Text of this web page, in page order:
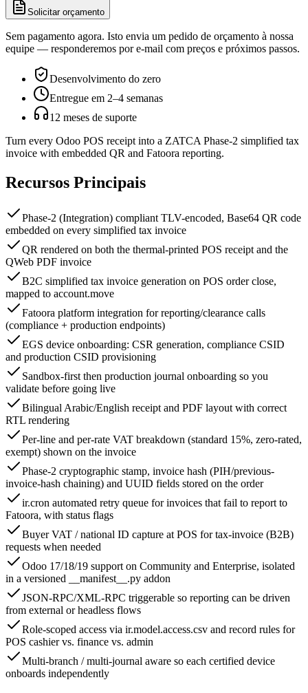
Solicitar orçamento
Sem pagamento agora. Isto envia um pedido de orçamento à nossa
equipe — responderemos por e-mail com preços e próximos passos.
Desenvolvimento do zero
Entregue em 2–4 semanas
12 meses de suporte
Turn every Odoo POS receipt into a ZATCA Phase-2 simplified tax
invoice with embedded QR and Fatoora reporting.
Recursos Principais
Phase-2 (Integration) compliant TLV-encoded, Base64 QR code
embedded on every simplified tax invoice
QR rendered on both the thermal-printed POS receipt and the
QWeb PDF invoice
B2C simplified tax invoice generation on POS order close,
mapped to account.move
Fatoora platform integration for reporting/clearance calls
(compliance + production endpoints)
EGS device onboarding: CSR generation, compliance CSID
and production CSID provisioning
Sandbox-first then production journal onboarding so you
validate before going live
Bilingual Arabic/English receipt and PDF layout with correct
RTL rendering
Per-line and per-rate VAT breakdown (standard 15%, zero-rated,
exempt) shown on the invoice
Phase-2 cryptographic stamp, invoice hash (PIH/previous-
invoice-hash chaining) and UUID fields stored on the order
ir.cron automated retry queue for invoices that fail to report to
Fatoora, with status flags
Buyer VAT / national ID capture at POS for tax-invoice (B2B)
requests when needed
Odoo 17/18/19 support on Community and Enterprise, isolated
in a versioned __manifest__.py addon
JSON-RPC/XML-RPC triggerable so reporting can be driven
from external or headless flows
Role-scoped access via ir.model.access.csv and record rules for
POS cashier vs. finance vs. admin
Multi-branch / multi-journal aware so each certified device
onboards independently